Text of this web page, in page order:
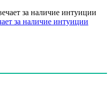
за наличие интуиции